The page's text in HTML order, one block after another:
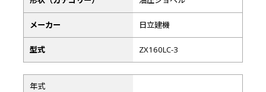
メーカー 日立建機
型式 ZX160LC-3
年式